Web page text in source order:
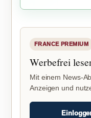
FRANCE PREMIUM
Werbefrei
Mit einem News-
Anzeigen und